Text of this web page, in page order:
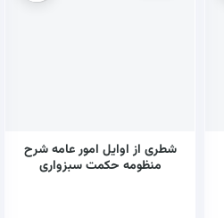
شطری از اوایل امور عامه شرح
منظومه حکمت سبزواری